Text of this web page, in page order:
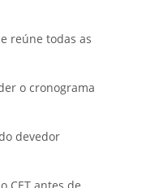
reúne todas as
o cronograma
devedor